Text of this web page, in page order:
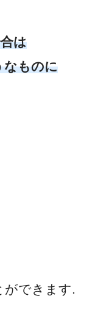
は
なものに
ができます.